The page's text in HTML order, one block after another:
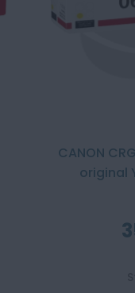
CANON
original